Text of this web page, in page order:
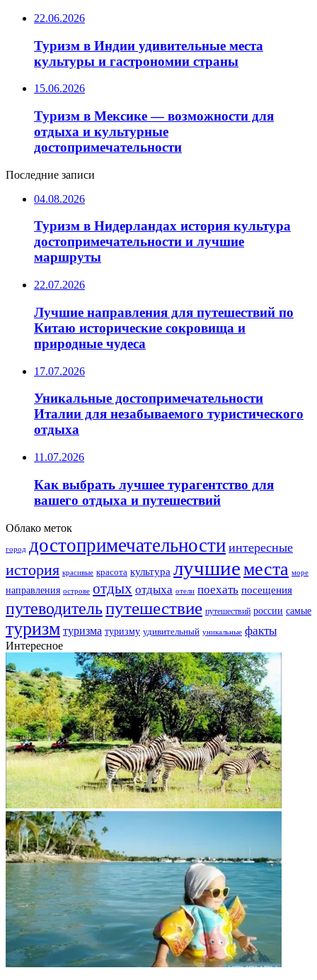
22.06.2026
Туризм в Индии удивительные места
культуры и гастрономии страны
15.06.2026
Туризм в Мексике — возможности для
отдыха и культурные
достопримечательности
Последние записи
04.08.2026
Туризм в Нидерландах история культура
достопримечательности и лучшие
маршруты
22.07.2026
Лучшие направления для путешествий по
Китаю исторические сокровища и
природные чудеса
17.07.2026
Уникальные достопримечательности
Италии для незабываемого туристического
отдыха
11.07.2026
Как выбрать лучшее турагентство для
вашего отдыха и путешествий
Облако меток
город достопримечательности интересные
история красивые красота культура лучшиеместа море
направления острове отдых отдыха отели поехать посещения
путеводительпутешествие путешествий россии самые
туризм туризма туризму удивительный уникальные факты
Интересное